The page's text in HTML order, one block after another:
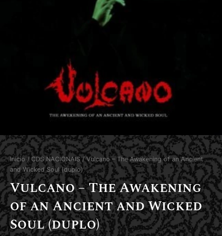
Início /CDS NACIONAIS/ Vulcano – The Awakening of an Ancient
and Wicked Soul (duplo)
Vulcano – The Awakening
of an Ancient and Wicked
Soul (duplo)